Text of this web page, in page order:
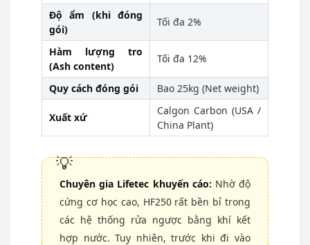
Độ ẩm (khi đóng
gói)
Tối đa 2%
Hàm lượng tro
(Ash content)
Tối đa 12%
Quy cách đóng gói Bao 25kg (Net weight)
Xuất xứ
Calgon Carbon (USA /
China Plant)
Chuyên gia Lifetec khuyến cáo: Nhờ độ
cứng cơ học cao, HF250 rất bền bỉ trong
các hệ thống rửa ngược bằng khí kết
hợp nước. Tuy nhiên, trước khi đi vào